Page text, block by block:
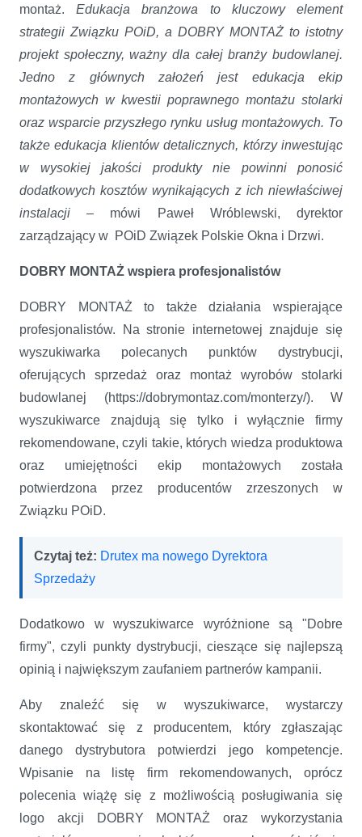
montaż.Edukacja branżowa to kluczowy element
strategii Związku POiD, a DOBRY MONTAŻ to istotny
projekt społeczny, ważny dla całej branży budowlanej.
Jedno z głównych założeń jest edukacja ekip
montażowych w kwestii poprawnego montażu stolarki
oraz wsparcie przyszłego rynku usług montażowych. To
także edukacja klientów detalicznych, którzy inwestując
w wysokiej jakości produkty nie powinni ponosić
dodatkowych kosztów wynikających z ich niewłaściwej
instalacji – mówi Paweł Wróblewski, dyrektor
zarządzający w POiD Związek Polskie Okna i Drzwi.
DOBRY MONTAŻ wspiera profesjonalistów
DOBRY MONTAŻ to także działania wspierające
profesjonalistów. Na stronie internetowej znajduje się
wyszukiwarka polecanych punktów dystrybucji,
oferujących sprzedaż oraz montaż wyrobów stolarki
budowlanej (https://dobrymontaz.com/monterzy/). W
wyszukiwarce znajdują się tylko i wyłącznie firmy
rekomendowane, czyli takie, których wiedza produktowa
oraz umiejętności ekip montażowych została
potwierdzona przez producentów zrzeszonych w
Związku POiD.
Czytaj też: Drutex ma nowego Dyrektora
Sprzedaży
Dodatkowo w wyszukiwarce wyróżnione są "Dobre
firmy", czyli punkty dystrybucji, cieszące się najlepszą
opinią i największym zaufaniem partnerów kampanii.
Aby znaleźć się w wyszukiwarce, wystarczy
skontaktować się z producentem, który zgłaszając
danego dystrybutora potwierdzi jego kompetencje.
Wpisanie na listę firm rekomendowanych, oprócz
polecenia wiążę się z możliwością posługiwania się
logo akcji DOBRY MONTAŻ oraz wykorzystania